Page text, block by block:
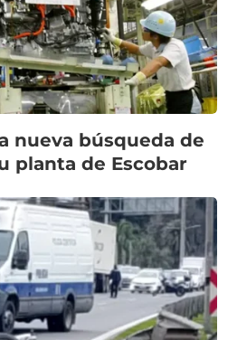
nueva búsqueda de
planta de Escobar